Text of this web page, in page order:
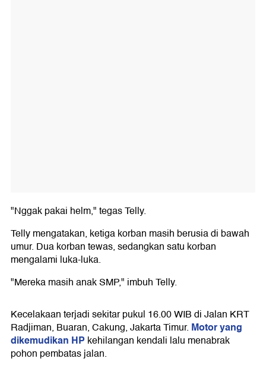
"Nggak pakai helm," tegas Telly.
Telly mengatakan, ketiga korban masih berusia di bawah
umur. Dua korban tewas, sedangkan satu korban
mengalami luka-luka.
"Mereka masih anak SMP," imbuh Telly.
Kecelakaan terjadi sekitar pukul 16.00 WIB di Jalan KRT
Radjiman, Buaran, Cakung, Jakarta Timur. Motor yang
dikemudikan HP kehilangan kendali lalu menabrak
pohon pembatas jalan.